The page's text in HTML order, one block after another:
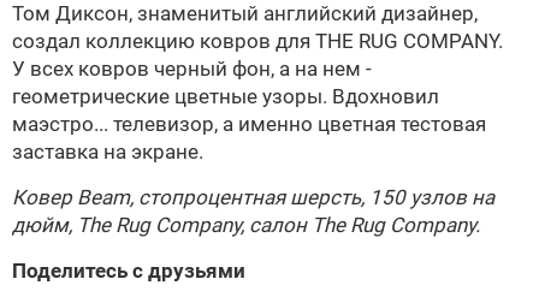
Том Диксон, знаменитый английский дизайнер,
создал коллекцию ковров для THE RUG COMPANY.
У всех ковров черный фон, а на нем -
геометрические цветные узоры. Вдохновил
маэстро... телевизор, а именно цветная тестовая
заставка на экране.
Ковер Beam, cтопроцентная шерсть, 150 узлов на
дюйм, The Rug Company, салон The Rug Company.
Поделитесь с друзьями